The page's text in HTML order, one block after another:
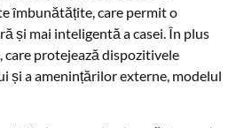
îmbunătățite, care permit o
și mai inteligentă a casei. În plus
care protejează dispozitivele
și a amenințărilor externe, modelul